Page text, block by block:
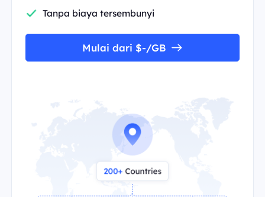
Tanpa biaya tersembunyi
Mulai dari $-/GB